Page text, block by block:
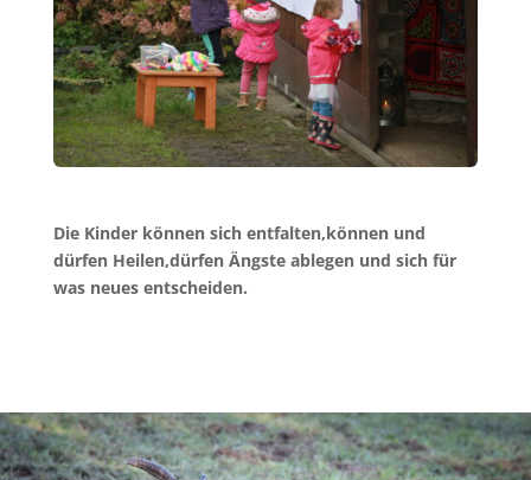
Die Kinder können sich entfalten,können und
dürfen Heilen,dürfen Ängste ablegen und sich für
was neues entscheiden.